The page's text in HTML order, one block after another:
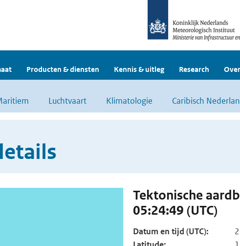
Producten & diensten Kennis & uitleg Research
Luchtvaart Klimatologie Caribisch
Tektonische
05:24:49 (UTC)
Datum en tijd (UTC):